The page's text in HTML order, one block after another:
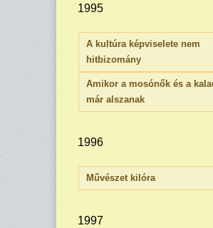
1995
A kultúra képviselete nem
hitbizomány
Amikor a mosónők és a
már alszanak
1996
Művészet kilóra
1997